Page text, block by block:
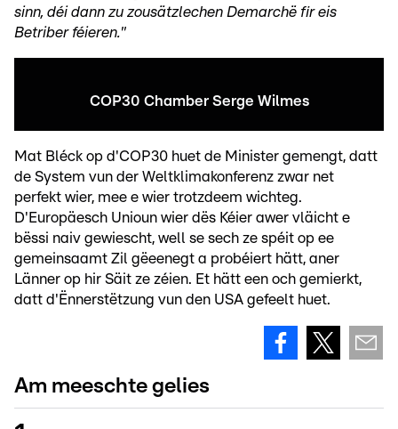
sinn, déi dann zu zousätzlechen Demarchë fir eis
Betriber féieren."
COP30 Chamber Serge Wilmes
Mat Bléck op d'COP30 huet de Minister gemengt, datt
de System vun der Weltklimakonferenz zwar net
perfekt wier, mee e wier trotzdeem wichteg.
D'Europäesch Unioun wier dës Kéier awer vläicht e
bëssi naiv gewiescht, well se sech ze spéit op ee
gemeinsaamt Zil gëeenegt a probéiert hätt, aner
Länner op hir Säit ze zéien. Et hätt een och gemierkt,
datt d'Ënnerstëtzung vun den USA gefeelt huet.
Am meeschte gelies